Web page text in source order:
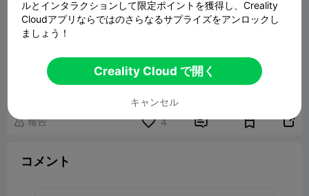
Flower pot V7_56-100%
9.12MB 関連3Dモデル
 報告 4  
コメント
ルとインタラクションして限定ポイントを獲得し、Creality
Cloudアプリならではのさらなるサプライズをアンロックし
ましょう！
Creality Cloud で開く
キャンセル